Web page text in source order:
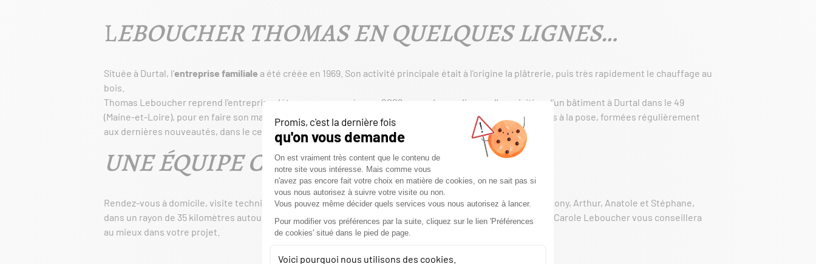
LEBOUCHER THOMAS EN QUELQUES LIGNES…
Située à Durtal, l’entreprise familiale a été créée en 1969. Son activité principale était à l’origine la plâtrerie, puis très rapidement le chauffage au
bois.
Thomas Leboucher reprend l’entreprise détenue par son père en 2009, pour s’agrandir avec l’acquisition d’un bâtiment à Durtal dans le 49
(Maine-et-Loire), pour en faire son magasin. La société compte aujourd’hui 5 personnes, dont deux dédiées à la pose, formées régulièrement
aux dernières nouveautés, dans le centre de formation SEGUIN à Randan, à côté de Vichy.
UNE ÉQUIPE COMPÉTENTE À DURTAL
Rendez-vous à domicile, visite technique et devis sont assurés par Thomas Leboucher, les poses par Anthony, Arthur, Anatole et Stéphane,
dans un rayon de 35 kilomètres autour du magasin, dans le nord de la région du Maine et Loire. Au magasin Carole Leboucher vous conseillera
au mieux dans votre projet.